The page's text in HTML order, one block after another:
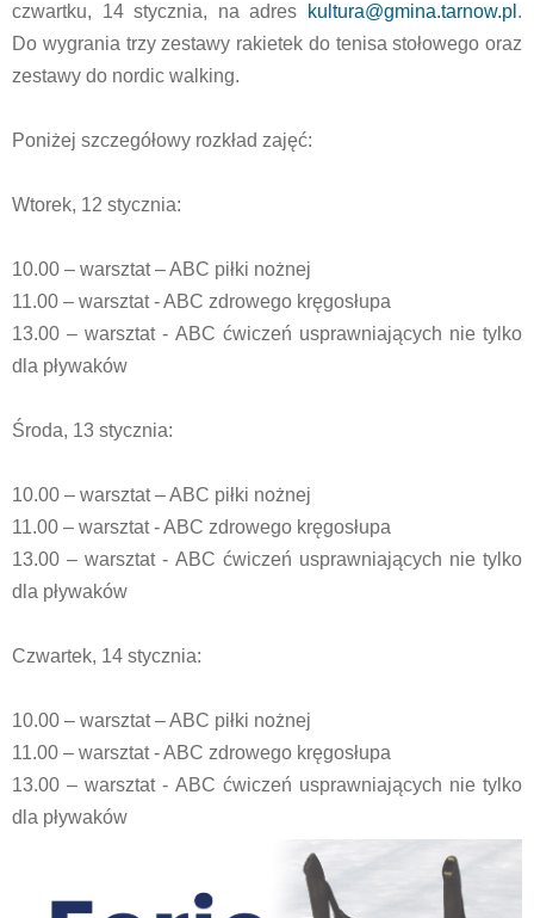
czwartku, 14 stycznia, na adres
kultura@gmina.tarnow.pl .
Do wygrania trzy zestawy rakietek do tenisa stołowego oraz
zestawy do nordic walking.
Poniżej szczegółowy rozkład zajęć:
Wtorek, 12 stycznia:
10.00 – warsztat – ABC piłki nożnej
11.00 – warsztat - ABC zdrowego kręgosłupa
13.00 – warsztat - ABC ćwiczeń usprawniających nie tylko
dla pływaków
Środa, 13 stycznia:
10.00 – warsztat – ABC piłki nożnej
11.00 – warsztat - ABC zdrowego kręgosłupa
13.00 – warsztat - ABC ćwiczeń usprawniających nie tylko
dla pływaków
Czwartek, 14 stycznia:
10.00 – warsztat – ABC piłki nożnej
11.00 – warsztat - ABC zdrowego kręgosłupa
13.00 – warsztat - ABC ćwiczeń usprawniających nie tylko
dla pływaków